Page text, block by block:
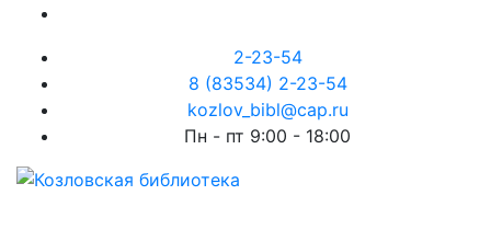
2-23-54
8 (83534) 2-23-54
kozlov_bibl@cap.ru
Пн - пт 9:00 - 18:00